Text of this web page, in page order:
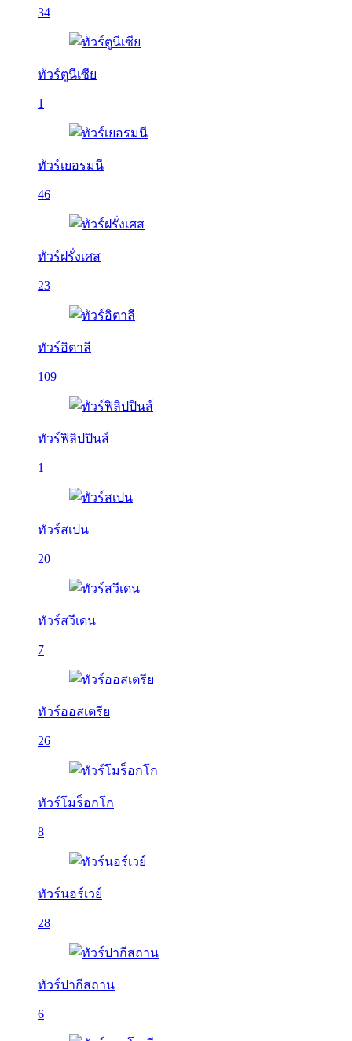
34
ทัวร์ตูนีเซีย
1
ทัวร์เยอรมนี
46
ทัวร์ฝรั่งเศส
23
ทัวร์อิตาลี
109
ทัวร์ฟิลิปปินส์
1
ทัวร์สเปน
20
ทัวร์สวีเดน
7
ทัวร์ออสเตรีย
26
ทัวร์โมร็อกโก
8
ทัวร์นอร์เวย์
28
ทัวร์ปากีสถาน
6